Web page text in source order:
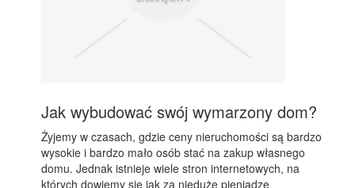
Jak wybudować swój wymarzony dom?
Żyjemy w czasach, gdzie ceny nieruchomości są bardzo
wysokie i bardzo mało osób stać na zakup własnego
domu. Jednak istnieje wiele stron internetowych, na
których dowiemy się jak za nieduże pieniądze